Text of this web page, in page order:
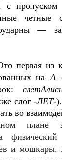
пропуском
—
первая из
наА
слетАлись
слог-ЛЕТ-
во
плане
физический
и мошкары.